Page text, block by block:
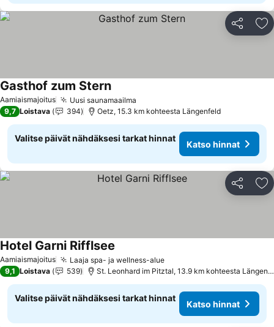
Jaa
Aamiaismajoitus Uusi saunamaailma
Gasthof zum SternKatso hinnat
9,7 Loistava 394 Oetz, 15.3 km kohteesta Längenfeld
Valitse päivät nähdäksesi tarkat hinnat
Katso hinnat
Jaa
Aamiaismajoitus Laaja spa- ja wellness-alueKatso hinnat
Hotel Garni Rifflsee
9,1 Loistava 539 St. Leonhard im Pitztal, 13.9 km kohteesta
Valitse päivät nähdäksesi tarkat hinnat
Katso hinnat